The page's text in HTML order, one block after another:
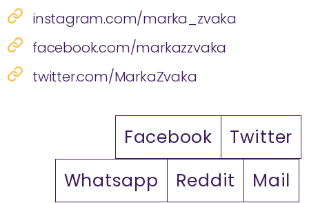
instagram.com/marka_zvaka
facebook.com/markazzvaka
twitter.com/MarkaZvaka
Facebook
Twitter
Whatsapp
Reddit Mail